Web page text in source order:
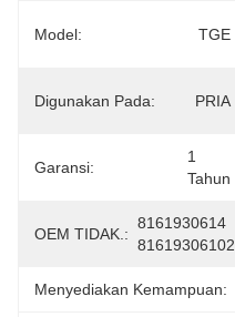
Model: TGE
Digunakan Pada: PRIA
Garansi:
1
Tahun
OEM TIDAK.:
8161930614
81619306102
Menyediakan Kemampuan: